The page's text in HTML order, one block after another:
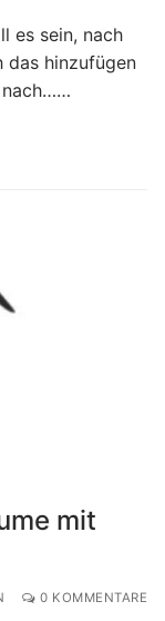
es sein, nach
das hinzufügen
nach……
mit
0 KOMMENTARE